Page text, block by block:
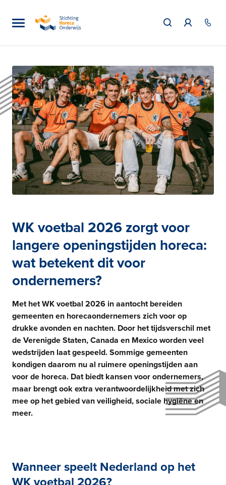
WK voetbal 2026 zorgt voor
langere openingstijden horeca:
wat betekent dit voor
ondernemers?
Met het WK voetbal 2026 in aantocht bereiden
gemeenten en horecaondernemers zich voor op
drukke avonden en nachten. Door het tijdsverschil met
de Verenigde Staten, Canada en Mexico worden veel
wedstrijden laat gespeeld. Sommige gemeenten
kondigen daarom nu al ruimere openingstijden aan
voor de horeca. Dat biedt kansen voor ondernemers,
maar brengt ook extra verantwoordelijkheid met zich
mee op het gebied van veiligheid, sociale hygiëne en
meer.
Wanneer speelt Nederland op het